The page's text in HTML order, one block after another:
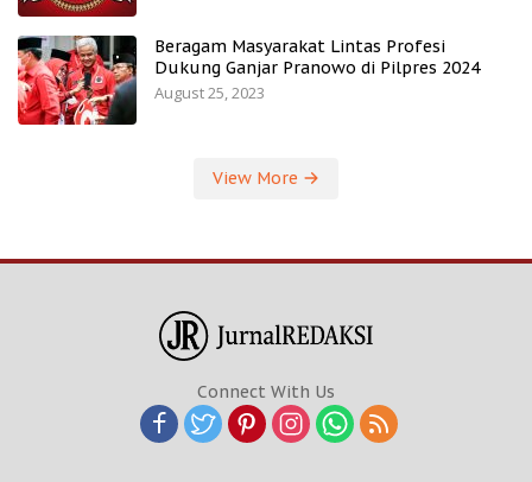
Beragam Masyarakat Lintas Profesi
Dukung Ganjar Pranowo di Pilpres 2024
August 25, 2023
View More
Connect With Us